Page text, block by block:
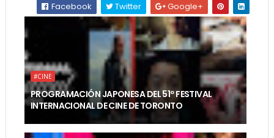
Facebook
Twitter Google+
#CINE
PROGRAMACIÓN JAPONESA DEL 51º FESTIVAL
INTERNACIONAL DE CINE DE TORONTO